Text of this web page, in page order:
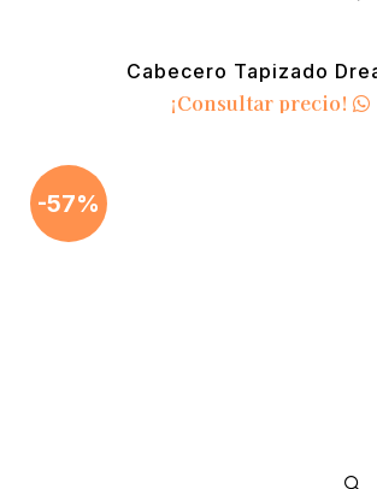
Cabecero Tapizado
¡Consultar precio!
-57%